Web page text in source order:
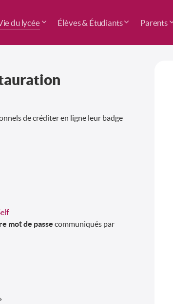
du lycée Élèves & Étudiants Parents
de créditer en ligne leur badge
mot de passe communiqués par